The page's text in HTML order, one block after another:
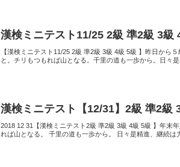
漢検ミニテスト11/25 2級 準2級 3級
【漢検ミニテスト11/25 2級 準2級 3級 4級 5級 】昨日から
と。チリもつもれば山となる。千里の道も一歩から。日々
漢検ミニテスト【12/31】2級 準2級
2018 12 31【漢検ミニテスト2級 準2級 3級 4級 5級 】年末
れば山となる。 千里の道も一歩から。 日々是精進、継続は